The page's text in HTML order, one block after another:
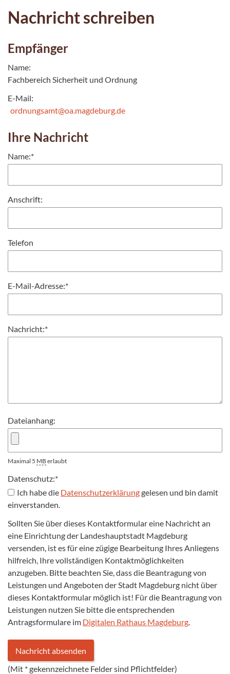
Nachricht schreiben
Empfänger
Name:
Fachbereich Sicherheit und Ordnung
E-Mail:
ordnungsamt@oa.magdeburg.de
Ihre Nachricht
Name:*
Anschrift:
Telefon
E-Mail-Adresse:*
Nachricht:*
Dateianhang:
Maximal 5 MB erlaubt
Datenschutz:*
Ich habe die Datenschutzerklärunggelesen und bin damit
einverstanden.
Sollten Sie über dieses Kontaktformular eine Nachricht an
eine Einrichtung der Landeshauptstadt Magdeburg
versenden, ist es für eine zügige Bearbeitung Ihres Anliegens
hilfreich, Ihre vollständigen Kontaktmöglichkeiten
anzugeben. Bitte beachten Sie, dass die Beantragung von
Leistungen und Angeboten der Stadt Magdeburg nicht über
dieses Kontaktformular möglich ist! Für die Beantragung von
Leistungen nutzen Sie bitte die entsprechenden
Antragsformulare im Digitalen Rathaus Magdeburg.
(Mit *gekennzeichnete Felder sind Pflichtfelder)